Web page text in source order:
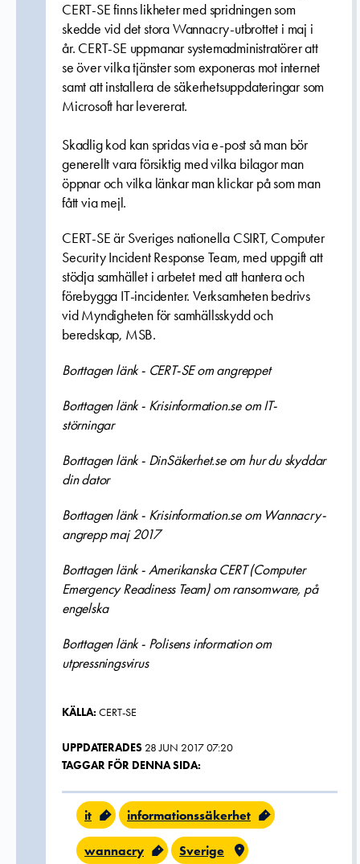
CERT-SE finns likheter med spridningen som
skedde vid det stora Wannacry-utbrottet i maj i
år. CERT-SE uppmanar systemadministratörer att
se över vilka tjänster som exponeras mot internet
samt att installera de säkerhetsuppdateringar som
Microsoft har levererat.
Skadlig kod kan spridas via e-post så man bör
generellt vara försiktig med vilka bilagor man
öppnar och vilka länkar man klickar på som man
fått via mejl.
CERT-SE är Sveriges nationella CSIRT, Computer
Security Incident Response Team, med uppgift att
stödja samhället i arbetet med att hantera och
förebygga IT-incidenter. Verksamheten bedrivs
vid Myndigheten för samhällsskydd och
beredskap, MSB.
Borttagen länk - CERT-SE om angreppet
Borttagen länk - Krisinformation.se om IT-
störningar
Borttagen länk - DinSäkerhet.se om hur du skyddar
din dator
Borttagen länk - Krisinformation.se om Wannacry-
angrepp maj 2017
Borttagen länk - Amerikanska CERT (Computer
Emergency Readiness Team) om ransomware, på
engelska
Borttagen länk - Polisens information om
utpressningsvirus
KÄLLA: CERT-SE
UPPDATERADES 28 JUN 2017 07:20
TAGGAR FÖR DENNA SIDA:
it informationssäkerhet
wannacry Sverige